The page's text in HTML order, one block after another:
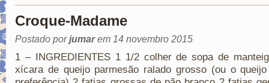
Croque-Madame
Postado porjumarem 14 novembro 2015
1 – INGREDIENTES 1 1/2 colher de sopa de
xícara de queijo parmesão ralado grosso (ou o